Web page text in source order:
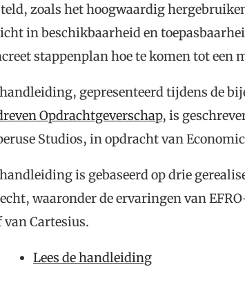
zoals het hoogwaardig
in beschikbaarheid en
stappenplan hoe te komen tot een
gepresenteerd tijdens de
Opdrachtgeverschap, is
Studios, in opdracht van
is gebaseerd op drie
waaronder de ervaringen van
van Cartesius.
Lees de handleiding